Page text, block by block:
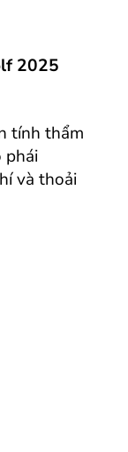
2025
tính thẩm
phái
và thoải